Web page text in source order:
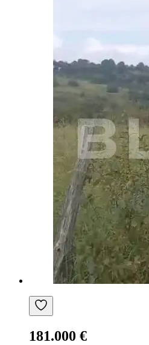
181.000 €